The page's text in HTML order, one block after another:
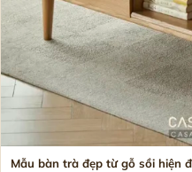
Mẫu bàn trà đẹp từ gỗ sồi hiện